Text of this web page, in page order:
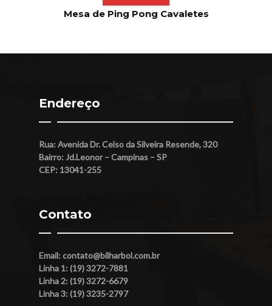
Mesa de Ping Pong Cavaletes
Endereço
Rua: Avenida Dr. Celso da Silveira Resende, 320
Bairro: Jd.Leonor – Campinas – SP
CEP: 13041-255
Contato
Email: contato@bilharbol.com.br
Linha 1: (19) 3272-7881
Linha 2: (19) 3272-6679
Linha 3: (19) 3235-2797